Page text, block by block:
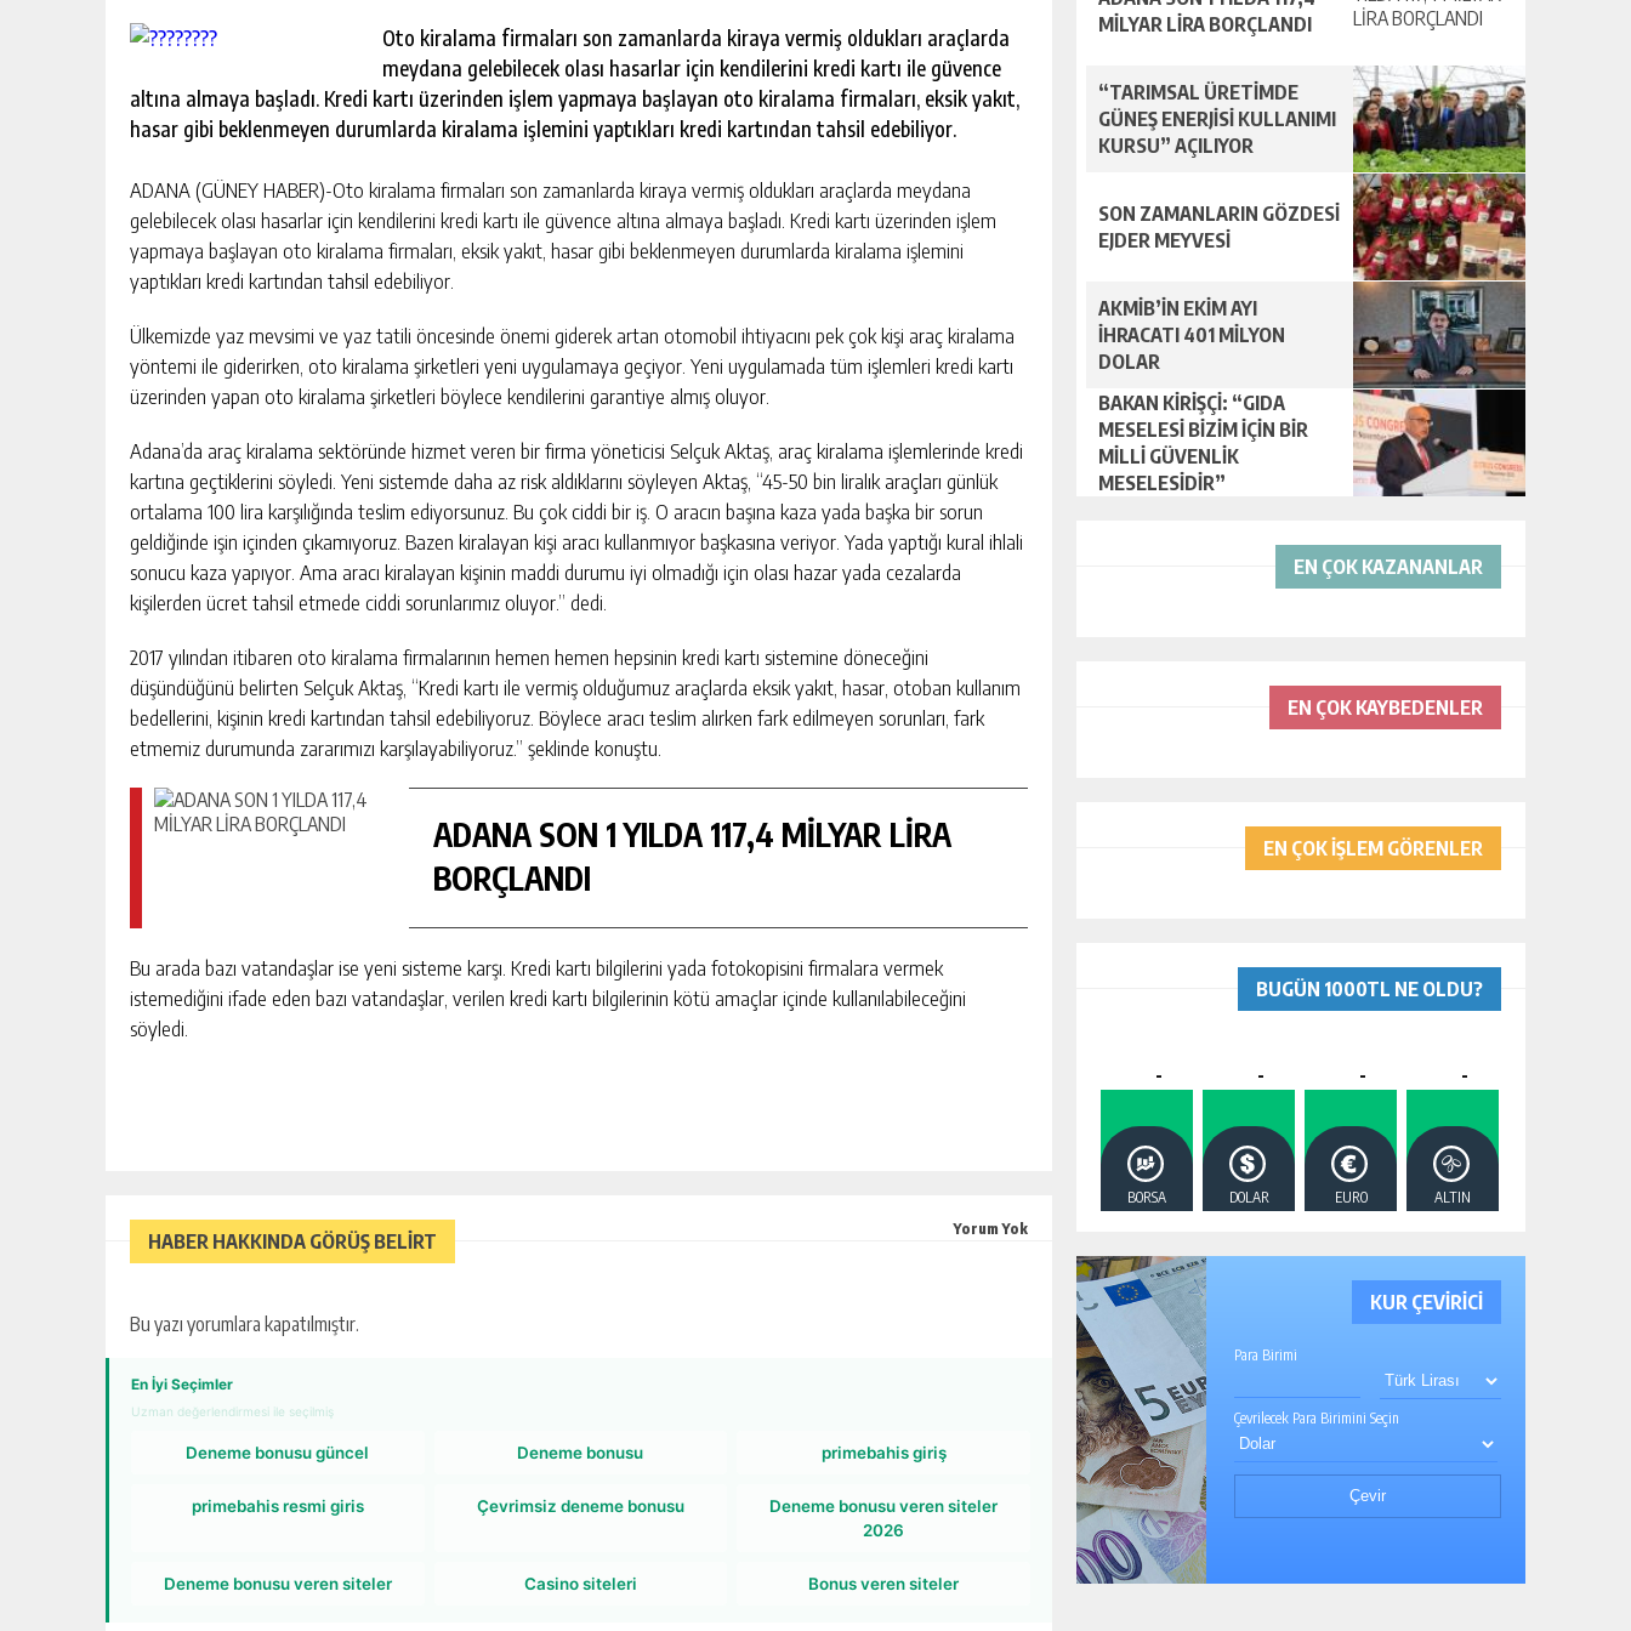
Oto kiralama firmaları son zamanlarda kiraya vermiş oldukları araçlarda
meydana gelebilecek olası hasarlar için kendilerini kredi kartı ile güvence
altına almaya başladı. Kredi kartı üzerinden işlem yapmaya başlayan oto kiralama firmaları, eksik yakıt,
hasar gibi beklenmeyen durumlarda kiralama işlemini yaptıkları kredi kartından tahsil edebiliyor.
ADANA (GÜNEY HABER)-Oto kiralama firmaları son zamanlarda kiraya vermiş oldukları araçlarda meydana
gelebilecek olası hasarlar için kendilerini kredi kartı ile güvence altına almaya başladı. Kredi kartı üzerinden işlem
yapmaya başlayan oto kiralama firmaları, eksik yakıt, hasar gibi beklenmeyen durumlarda kiralama işlemini
yaptıkları kredi kartından tahsil edebiliyor.
Ülkemizde yaz mevsimi ve yaz tatili öncesinde önemi giderek artan otomobil ihtiyacını pek çok kişi araç kiralama
yöntemi ile giderirken, oto kiralama şirketleri yeni uygulamaya geçiyor. Yeni uygulamada tüm işlemleri kredi kartı
üzerinden yapan oto kiralama şirketleri böylece kendilerini garantiye almış oluyor.
Adana’da araç kiralama sektöründe hizmet veren bir firma yöneticisi Selçuk Aktaş, araç kiralama işlemlerinde kredi
kartına geçtiklerini söyledi. Yeni sistemde daha az risk aldıklarını söyleyen Aktaş, “45-50 bin liralık araçları günlük
ortalama 100 lira karşılığında teslim ediyorsunuz. Bu çok ciddi bir iş. O aracın başına kaza yada başka bir sorun
geldiğinde işin içinden çıkamıyoruz. Bazen kiralayan kişi aracı kullanmıyor başkasına veriyor. Yada yaptığı kural ihlali
sonucu kaza yapıyor. Ama aracı kiralayan kişinin maddi durumu iyi olmadığı için olası hazar yada cezalarda
kişilerden ücret tahsil etmede ciddi sorunlarımız oluyor.” dedi.
2017 yılından itibaren oto kiralama firmalarının hemen hemen hepsinin kredi kartı sistemine döneceğini
düşündüğünü belirten Selçuk Aktaş, “Kredi kartı ile vermiş olduğumuz araçlarda eksik yakıt, hasar, otoban kullanım
bedellerini, kişinin kredi kartından tahsil edebiliyoruz. Böylece aracı teslim alırken fark edilmeyen sorunları, fark
etmemiz durumunda zararımızı karşılayabiliyoruz.” şeklinde konuştu.
ADANA SON 1 YILDA 117,4 MİLYAR LİRA
BORÇLANDI
Bu arada bazı vatandaşlar ise yeni sisteme karşı. Kredi kartı bilgilerini yada fotokopisini firmalara vermek
istemediğini ifade eden bazı vatandaşlar, verilen kredi kartı bilgilerinin kötü amaçlar içinde kullanılabileceğini
söyledi.
HABER HAKKINDA GÖRÜŞ BELİRT
Yorum Yok
Bu yazı yorumlara kapatılmıştır.
En İyi Seçimler
Uzman değerlendirmesi ile seçilmiş
Deneme bonusu güncel Deneme bonusu primebahis giriş
primebahis resmi giris Çevrimsiz deneme bonusu
Deneme bonusu veren siteler
2026
Deneme bonusu veren siteler Casino siteleri Bonus veren siteler
MİLYAR LİRA BORÇLANDI
“TARIMSAL ÜRETİMDE
GÜNEŞ ENERJİSİ KULLANIMI
KURSU” AÇILIYOR
SON ZAMANLARIN GÖZDESİ
EJDER MEYVESİ
AKMİB’İN EKİM AYI
İHRACATI 401 MİLYON
DOLAR
BAKAN KİRİŞÇİ: “GIDA
MESELESİ BİZİM İÇİN BİR
MİLLİ GÜVENLİK
MESELESİDİR”
EN ÇOK KAZANANLAR
EN ÇOK KAYBEDENLER
EN ÇOK İŞLEM GÖRENLER
BUGÜN 1000TL NE OLDU?
-
BORSA
-
DOLAR
-
EURO
-
ALTIN
KUR ÇEVİRİCİ
Para Birimi
Çevrilecek Para Birimini Seçin
Çevir